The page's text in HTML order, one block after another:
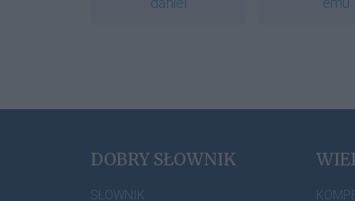
DOBRY SŁOWNIK
SŁOWNIK